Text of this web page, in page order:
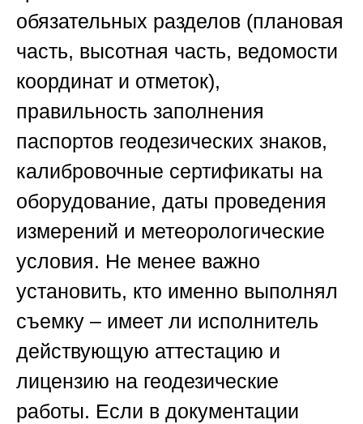
обязательных разделов (плановая
часть, высотная часть, ведомости
координат и отметок),
правильность заполнения
паспортов геодезических знаков,
калибровочные сертификаты на
оборудование, даты проведения
измерений и метеорологические
условия. Не менее важно
установить, кто именно выполнял
съемку – имеет ли исполнитель
действующую аттестацию и
лицензию на геодезические
работы. Если в документации